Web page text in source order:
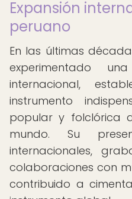
Expansión
peruano
En las últimas
experimentado
internacional,
instrumento
popular y folclórica
mundo. Su
internacionales,
colaboraciones con
contribuido a